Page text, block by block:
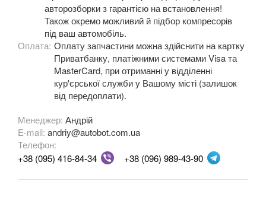
OPEL keyboard_arrow_down
Adam
Agila A (H00)
Agila B
Antara (L07)
Astra H (L48, L08, L35, L67, L69)
авторозборки з гарантією на встановлення!
Також окремо можливий й підбор компресорів
під ваш автомобіль.
Оплата: Оплату запчастини можна здійснити на картку
Приватбанку, платіжними системами Visa та
MasterCard, при отриманні у відділенні
кур'єрської служби у Вашому місті (залишок
від передоплати).
Менеджер: Андрій
E-mail: andriy@autobot.com.ua
Телефон:
+38 (095) 416-84-34
+38 (096) 989-43-90